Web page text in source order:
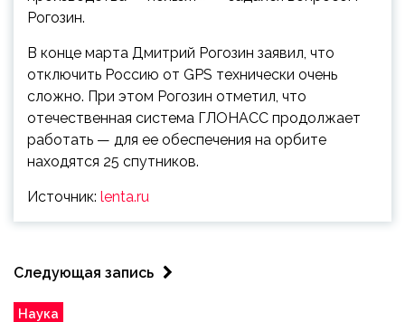
Рогозин.
В конце марта Дмитрий Рогозин заявил, что
отключить Россию от GPS технически очень
сложно. При этом Рогозин отметил, что
отечественная система ГЛОНАСС продолжает
работать — для ее обеспечения на орбите
находятся 25 спутников.
Источник: lenta.ru
Следующая запись
Наука